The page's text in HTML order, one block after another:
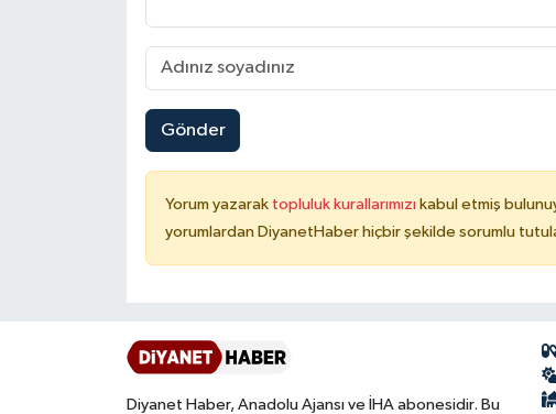
Gönder
Yorum yazarak topluluk kurallarımızı kabul etmiş
yorumlardan DiyanetHaber hiçbir şekilde sorumlu
Diyanet Haber, Anadolu Ajansı ve İHA abonesidir. Bu
Kütahya Müftülüğü
Malatya Müftülüğü
Manisa Müftülüğü
Mersin Müftülüğü
Muş Müftülüğü